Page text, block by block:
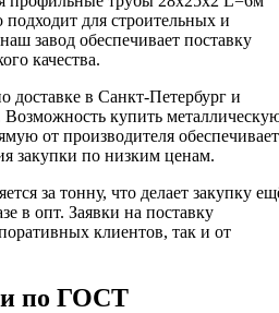
подходит для строительных и
завод обеспечивает поставку
качества.
доставке в Санкт-Петербург и
купить
от производителя обеспечивает
закупки по низким ценам.
за тонну, что делает закупку
в опт. Заявки на поставку
клиентов, так и от
по ГОСТ